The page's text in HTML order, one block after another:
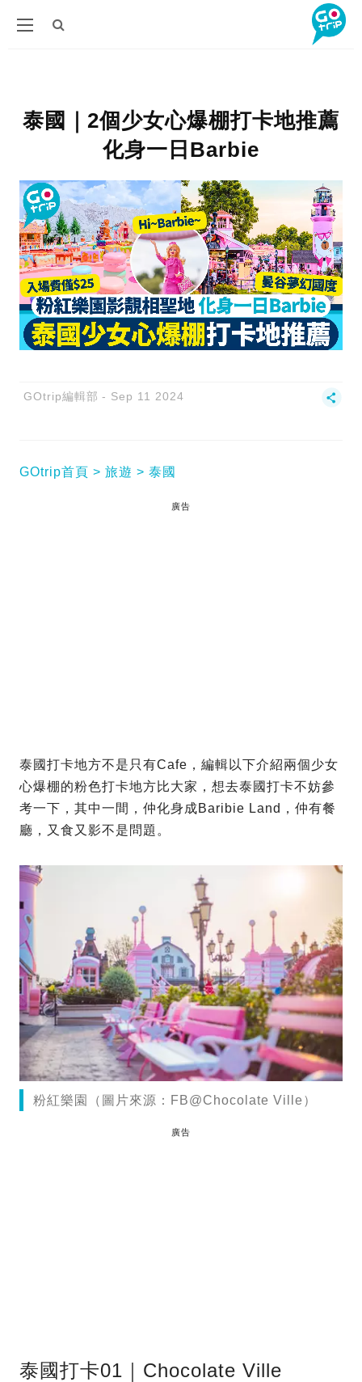
泰國｜2個少女心爆棚打卡地推薦
化身一日Barbie
GOtrip編輯部 Sep 11 2024
GOtrip首頁 旅遊 泰國
廣告
泰國打卡地方不是只有Cafe，編輯以下介紹兩個少女
心爆棚的粉色打卡地方比大家，想去泰國打卡不妨參
考一下，其中一間，仲化身成Baribie Land，仲有餐
廳，又食又影不是問題。
粉紅樂園（圖片來源：FB@Chocolate Ville）
廣告
泰國打卡01｜Chocolate Ville